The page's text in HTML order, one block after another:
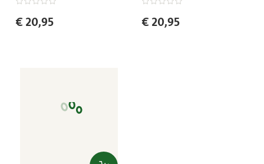
€ 20,95 € 20,95